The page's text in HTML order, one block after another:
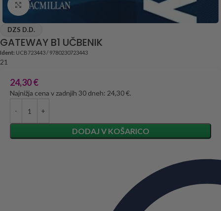
Click to enlarge
DZS D.D.
GATEWAY B1 UČBENIK
Ident: UCB723443 / 9780230723443
21
24,30€
Najnižja cena v zadnjih 30 dneh: 24,30 €.
DODAJ V KOŠARICO